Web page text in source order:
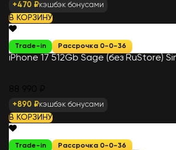
+470 ₽кэшбэк бонусами
В КОРЗИНУ
Trade-in Рассрочка 0-0-36
iPhone 17 512Gb Sage (без RuStore)
+890 ₽кэшбэк бонусами
В КОРЗИНУ
Trade-in Рассрочка 0-0-36